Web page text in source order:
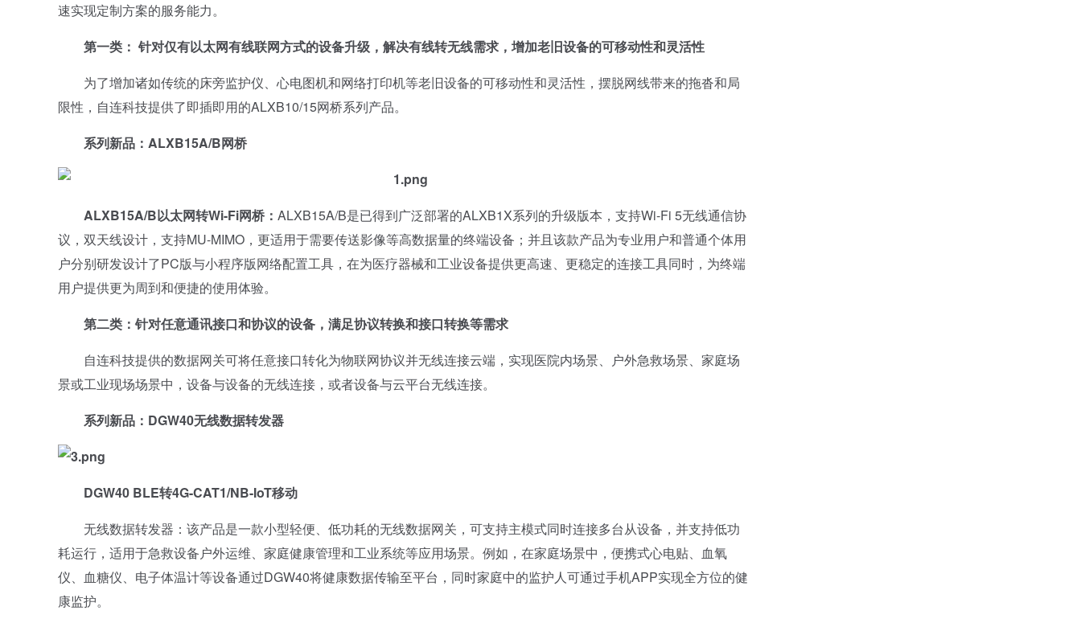
速实现定制方案的服务能力。
第一类： 针对仅有以太网有线联网方式的设备升级，解决有线转无线需求，增加老旧设备的可移动性和灵活性
为了增加诸如传统的床旁监护仪、心电图机和网络打印机等老旧设备的可移动性和灵活性，摆脱网线带来的拖沓和局
限性，自连科技提供了即插即用的ALXB10/15网桥系列产品。
系列新品：ALXB15A/B网桥
ALXB15A/B以太网转Wi-Fi网桥： ALXB15A/B是已得到广泛部署的ALXB1X系列的升级版本，支持Wi-Fi 5无线通信协
议，双天线设计，支持MU-MIMO，更适用于需要传送影像等高数据量的终端设备；并且该款产品为专业用户和普通个体用
户分别研发设计了PC版与小程序版网络配置工具，在为医疗器械和工业设备提供更高速、更稳定的连接工具同时，为终端
用户提供更为周到和便捷的使用体验。
第二类：针对任意通讯接口和协议的设备，满足协议转换和接口转换等需求
自连科技提供的数据网关可将任意接口转化为物联网协议并无线连接云端，实现医院内场景、户外急救场景、家庭场
景或工业现场场景中，设备与设备的无线连接，或者设备与云平台无线连接。
系列新品：DGW40无线数据转发器
DGW40 BLE转4G-CAT1/NB-IoT移动
无线数据转发器：该产品是一款小型轻便、低功耗的无线数据网关，可支持主模式同时连接多台从设备，并支持低功
耗运行，适用于急救设备户外运维、家庭健康管理和工业系统等应用场景。例如，在家庭场景中，便携式心电贴、血氧
仪、血糖仪、电子体温计等设备通过DGW40将健康数据传输至平台，同时家庭中的监护人可通过手机APP实现全方位的健
康监护。